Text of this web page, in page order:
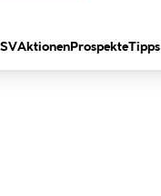
Aktionen Prospekte